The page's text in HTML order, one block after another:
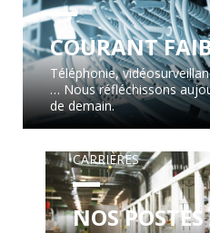
COURANT
Téléphonie,
… Nous réfléchissons
de demain.
CARRIÈRES
NOS